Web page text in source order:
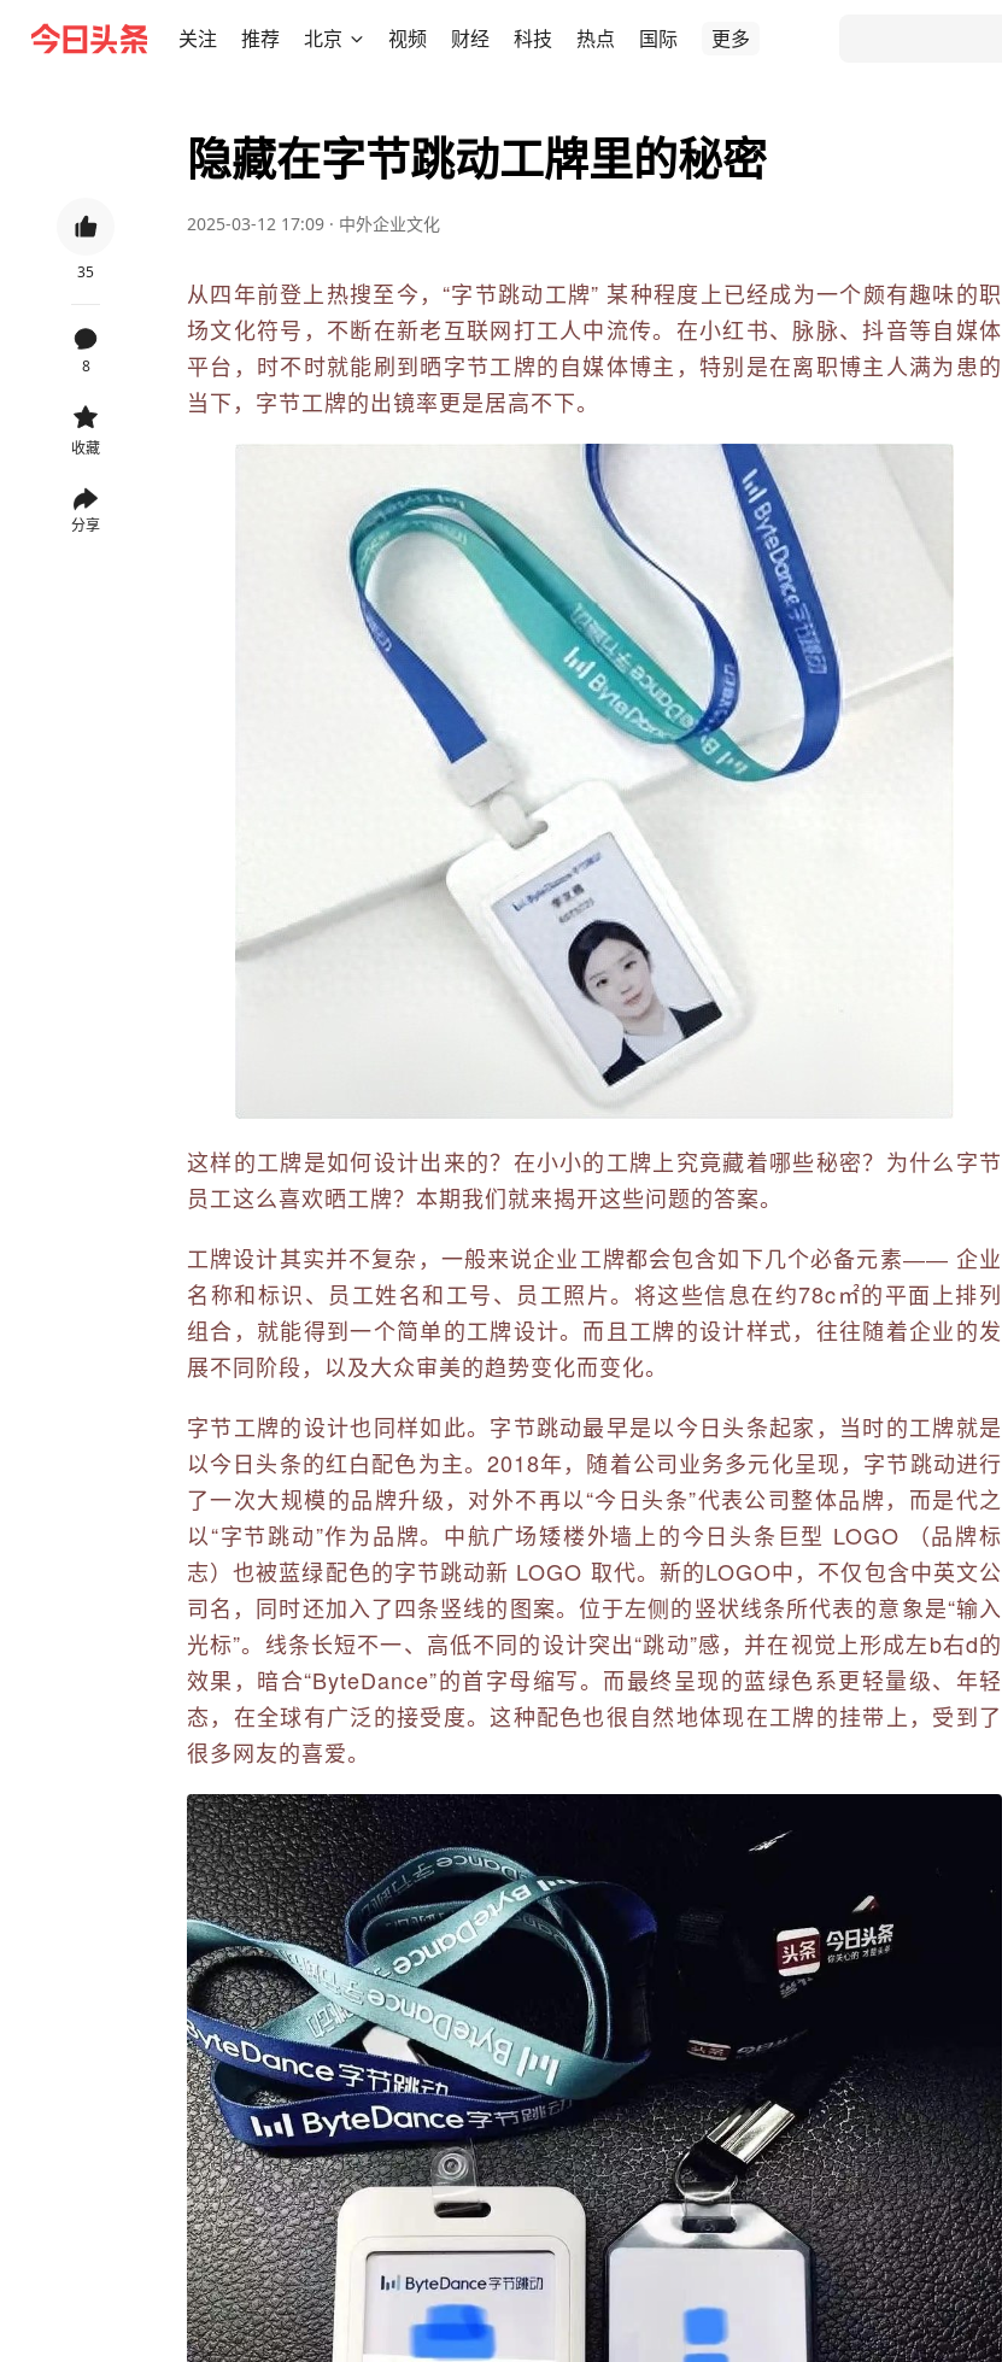
关注 推荐 北京 视频 财经 科技 热点 国际 更多
35
8
收藏
分享
隐藏在字节跳动工牌里的秘密
2025-03-12 17:09 · 中外企业文化
从四年前登上热搜至今，“字节跳动工牌” 某种程度上已经成为一个颇有趣味的职
场文化符号，不断在新老互联网打工人中流传。在小红书、脉脉、抖音等自媒体
平台，时不时就能刷到晒字节工牌的自媒体博主，特别是在离职博主人满为患的
当下，字节工牌的出镜率更是居高不下。
这样的工牌是如何设计出来的？在小小的工牌上究竟藏着哪些秘密？为什么字节
员工这么喜欢晒工牌？本期我们就来揭开这些问题的答案。
工牌设计其实并不复杂，一般来说企业工牌都会包含如下几个必备元素―― 企业
名称和标识、员工姓名和工号、员工照片。将这些信息在约78c㎡的平面上排列
组合，就能得到一个简单的工牌设计。而且工牌的设计样式，往往随着企业的发
展不同阶段，以及大众审美的趋势变化而变化。
字节工牌的设计也同样如此。字节跳动最早是以今日头条起家，当时的工牌就是
以今日头条的红白配色为主。2018年，随着公司业务多元化呈现，字节跳动进行
了一次大规模的品牌升级，对外不再以“今日头条”代表公司整体品牌，而是代之
以“字节跳动”作为品牌。中航广场矮楼外墙上的今日头条巨型 LOGO （品牌标
志）也被蓝绿配色的字节跳动新 LOGO 取代。新的LOGO中，不仅包含中英文公
司名，同时还加入了四条竖线的图案。位于左侧的竖状线条所代表的意象是“输入
光标”。线条长短不一、高低不同的设计突出“跳动”感，并在视觉上形成左b右d的
效果，暗合“ByteDance”的首字母缩写。而最终呈现的蓝绿色系更轻量级、年轻
态，在全球有广泛的接受度。这种配色也很自然地体现在工牌的挂带上，受到了
很多网友的喜爱。